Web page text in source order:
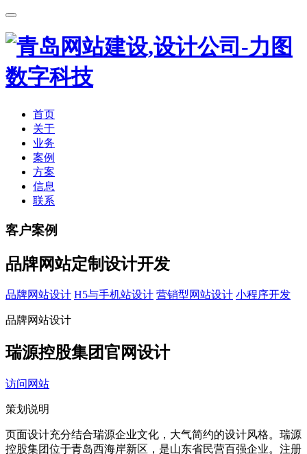
首页
关于
业务
案例
方案
信息
联系
客户案例
品牌网站定制设计开发
品牌网站设计 H5与手机站设计 营销型网站设计 小程序开发
品牌网站设计
瑞源控股集团官网设计
访问网站
策划说明
页面设计充分结合瑞源企业文化，大气简约的设计风格。瑞源
控股集团位于青岛西海岸新区，是山东省民营百强企业。注册